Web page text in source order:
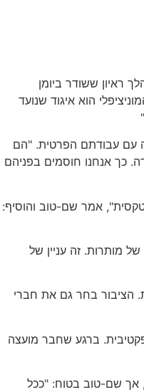
ראיון ששודר ביומן
הוא איגוד שנועד
לשלב אותה עם עבודתם הפרטית. "הם
כך אנחנו חוסמים בפניהם
אמר שם-טוב והוסיף:
מותרות. זה עניין של
הציבור בחר גם את חברי
ברגע שחבר מועצה
אך שם-טוב בטוח: "ככל